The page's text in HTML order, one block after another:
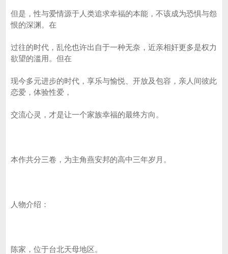
但是，性与爱情源于人类追求幸福的本能，不该成为恐惧与怨
恨的深渊。在
过往的时代，乱伦也许出自于一种无奈，近亲相奸更多是权力
欲望的滥用。但在
现今多元进步的时代，享乐与愉悦、开放及包容，亲人间彼此
恋爱，体验性爱，
交流心灵，才是让一个家族幸福的最终方向。
本作共分三卷，为主角燕安邦的高中三年岁月。
人物介绍：
陈家，位于台北天母地区。